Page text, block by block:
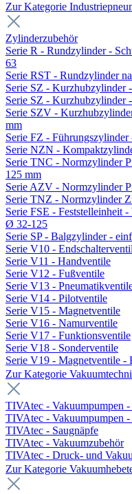
Zur Kategorie
Zylinderzubehör
Serie R - Rundzylinder -
63
Serie RST - Rundzylinder
Serie SZ -
Serie SZ - Kurzhubzylinder
Serie SZV -
mm
Serie FZ -
Serie NZN -
Serie TNC - Normzylinder
125 mm
Serie AZV - Normzylinder
Serie TNZ - Normzylinder
Serie FSE - Feststelleinheit
Ø 32-125
Serie SP - Balgzylinder -
Serie V10 -
Serie V11 - Handventile
Serie V12 - Fußventile
Serie V13 -
Serie V14 - Pilotventile
Serie V15 - Magnetventile
Serie V16 - Namurventile
Serie V17 - Funktionsventile
Serie V18 - Sonderventile
Serie V19 - Magnetventile -
Zur Kategorie
TIVAtec - Vakuumpumpen -
TIVAtec - Vakuumpumpen -
TIVAtec - Saugnäpfe
TIVAtec - Vakuumzubehör
TIVAtec - Druck- und
Zur Kategorie